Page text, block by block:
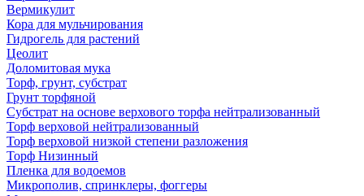
Вермикулит
Кора для мульчирования
Гидрогель для растений
Цеолит
Доломитовая мука
Торф, грунт, субстрат
Грунт торфяной
Субстрат на основе верхового торфа нейтрализованный
Торф верховой нейтрализованный
Торф верховой низкой степени разложения
Торф Низинный
Пленка для водоемов
Микрополив, спринклеры, фоггеры